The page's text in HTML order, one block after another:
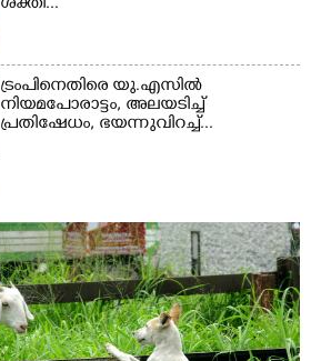
ശക്തി...
ട്രംപിനെതിരെ യു.എസിൽ
നിയമപോരാട്ടം, അലയടിച്ച്
പ്രതിഷേധം, ഭയന്നുവിറച്ച്...
Share this link
Copy Link